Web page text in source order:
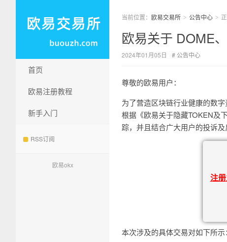
首页
欧易注册教程
新手入门
RSS订阅
欧易okx
当前位置： 欧易交易所 > 公告中心 >
欧易关于 DOME
2024年01月05日 公告中心
尊敬的欧易用户：
为了营造区块链行业健康的数
根据《欧易关于隐藏TOKEN及
踪，并且结合广大用户的投诉
注
本次涉及的具体交易对如下所示